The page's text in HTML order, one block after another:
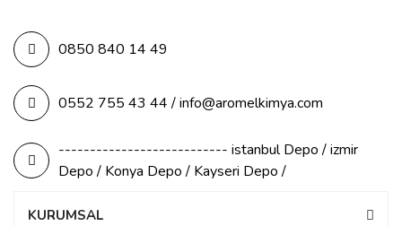
0850 840 14 49
0552 755 43 44 / info@aromelkimya.com
--------------------------- istanbul Depo / izmir
Depo / Konya Depo / Kayseri Depo /
KURUMSAL